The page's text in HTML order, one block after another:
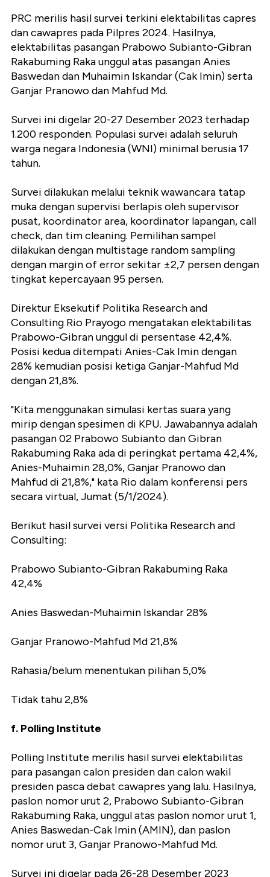
PRC merilis hasil survei terkini elektabilitas capres
dan cawapres pada Pilpres 2024. Hasilnya,
elektabilitas pasangan Prabowo Subianto-Gibran
Rakabuming Raka unggul atas pasangan Anies
Baswedan dan Muhaimin Iskandar (Cak Imin) serta
Ganjar Pranowo dan Mahfud Md.
Survei ini digelar 20-27 Desember 2023 terhadap
1.200 responden. Populasi survei adalah seluruh
warga negara Indonesia (WNI) minimal berusia 17
tahun.
Survei dilakukan melalui teknik wawancara tatap
muka dengan supervisi berlapis oleh supervisor
pusat, koordinator area, koordinator lapangan, call
check, dan tim cleaning. Pemilihan sampel
dilakukan dengan multistage random sampling
dengan margin of error sekitar ±2,7 persen dengan
tingkat kepercayaan 95 persen.
Direktur Eksekutif Politika Research and
Consulting Rio Prayogo mengatakan elektabilitas
Prabowo-Gibran unggul di persentase 42,4%.
Posisi kedua ditempati Anies-Cak Imin dengan
28% kemudian posisi ketiga Ganjar-Mahfud Md
dengan 21,8%.
"Kita menggunakan simulasi kertas suara yang
mirip dengan spesimen di KPU. Jawabannya adalah
pasangan 02 Prabowo Subianto dan Gibran
Rakabuming Raka ada di peringkat pertama 42,4%,
Anies-Muhaimin 28,0%, Ganjar Pranowo dan
Mahfud di 21,8%," kata Rio dalam konferensi pers
secara virtual, Jumat (5/1/2024).
Berikut hasil survei versi Politika Research and
Consulting:
Prabowo Subianto-Gibran Rakabuming Raka
42,4%
Anies Baswedan-Muhaimin Iskandar 28%
Ganjar Pranowo-Mahfud Md 21,8%
Rahasia/belum menentukan pilihan 5,0%
Tidak tahu 2,8%
f. Polling Institute
Polling Institute merilis hasil survei elektabilitas
para pasangan calon presiden dan calon wakil
presiden pasca debat cawapres yang lalu. Hasilnya,
paslon nomor urut 2, Prabowo Subianto-Gibran
Rakabuming Raka, unggul atas paslon nomor urut 1,
Anies Baswedan-Cak Imin (AMIN), dan paslon
nomor urut 3, Ganjar Pranowo-Mahfud Md.
Survei ini digelar pada 26-28 Desember 2023